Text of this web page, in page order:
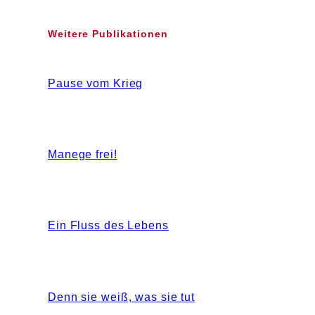
Weitere Publikationen
Pause vom Krieg
Manege frei!
Ein Fluss des Lebens
Denn sie weiß, was sie tut